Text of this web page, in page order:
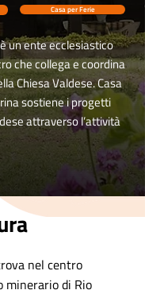
Casa per Ferie
un ente ecclesiastico
che collega e coordina
Chiesa Valdese. Casa
sostiene i progetti
attraverso l’attività
nel centro
minerario di Rio